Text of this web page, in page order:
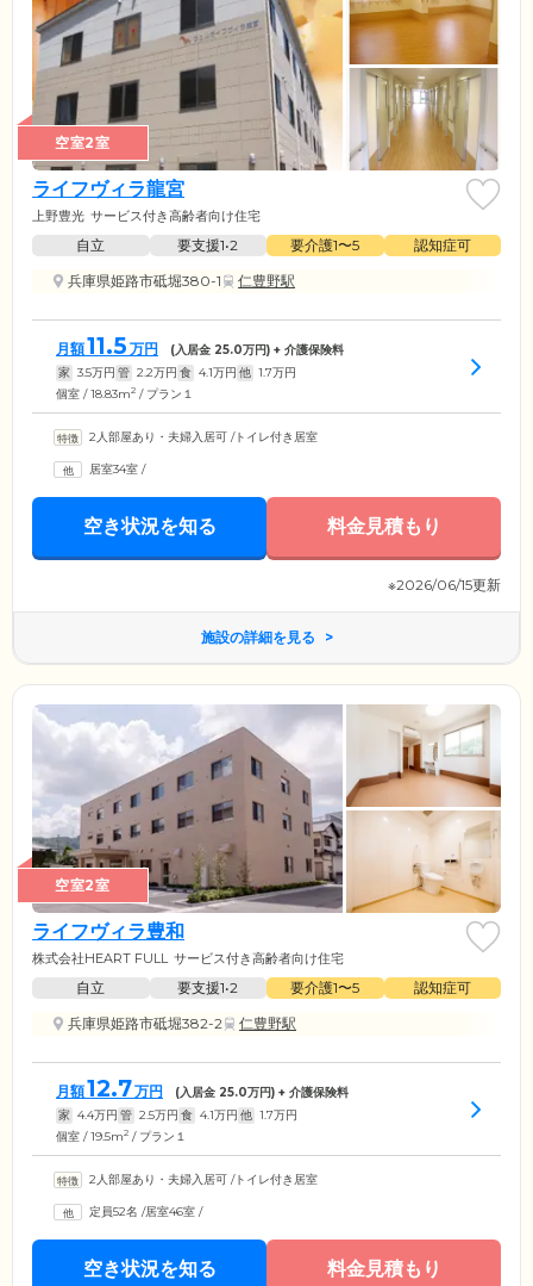
空室2室
ライフヴィラ龍宮
上野豊光 サービス付き高齢者向け住宅
自立 要支援1•2 要介護1〜5
認知症可
兵庫県姫路市砥堀380-1
仁豊野駅
月額11.5 万円 (入居金 25.0万円) + 介護保険料
家 3.5万円 管 2.2万円 食 4.1万円 他 1.7万円
個室 / 18.83m2 / プラン１
2人部屋あり・夫婦入居可 /トイレ付き居室
居室34室 /
空き状況を知る 料金見積もり
※2026/06/15更新
施設の詳細を見る
空室2室
ライフヴィラ豊和
株式会社HEART FULL サービス付き高齢者向け住宅
自立 要支援1•2 要介護1〜5
認知症可
兵庫県姫路市砥堀382-2
仁豊野駅
月額12.7万円 (入居金 25.0万円) + 介護保険料
家 4.4万円 管 2.5万円 食 4.1万円 他 1.7万円
個室 / 19.5m2 / プラン１
2人部屋あり・夫婦入居可 /トイレ付き居室
定員52名 /居室46室 /
空き状況を知る 料金見積もり